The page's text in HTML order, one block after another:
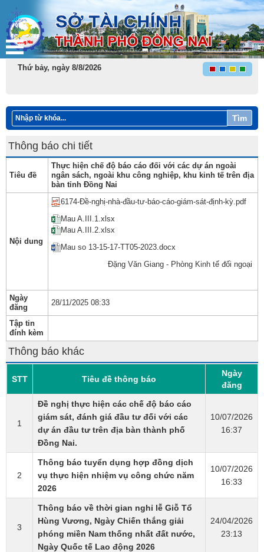
Thứ bảy, ngày 8/8/2026
Tìm
Thông báo chi tiết
Tiêu đề
Thực hiện chế độ báo cáo đối với các dự án ngoài
ngân sách, ngoài khu công nghiệp, khu kinh tế trên địa
bàn tỉnh Đồng Nai
Nội dung
6174-Đề-nghị-nhà-đầu-tư-báo-cáo-giám-sát-định-kỳ.pdf
Mau A.III.1.xlsx
Mau A.III.2.xlsx
Mau so 13-15-17-TT05-2023.docx
Đặng Văn Giang - Phòng Kinh tế đối ngoại ​
Ngày
đăng
28/11/2025 08:33
Tập tin
đính kèm
Thông báo khác
STT Tiêu đề thông báo
Ngày
đăng
1
Đề nghị thực hiện các chế độ báo cáo
giám sát, đánh giá đầu tư đối với các
dự án đầu tư trên địa bàn thành phố
Đồng Nai.
10/07/2026
16:37
2
Thông báo tuyển dụng hợp đồng dịch
vụ thực hiện nhiệm vụ công chức năm
2026
10/07/2026
16:33
3
Thông báo về thời gian nghỉ lễ Giỗ Tổ
Hùng Vương, Ngày Chiến thắng giải
phóng miền Nam thống nhất đất nước,
Ngày Quốc tế Lao động 2026
24/04/2026
23:13